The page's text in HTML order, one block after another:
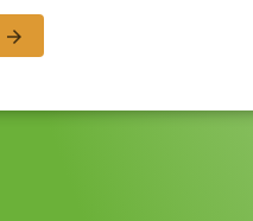
arrow_forward